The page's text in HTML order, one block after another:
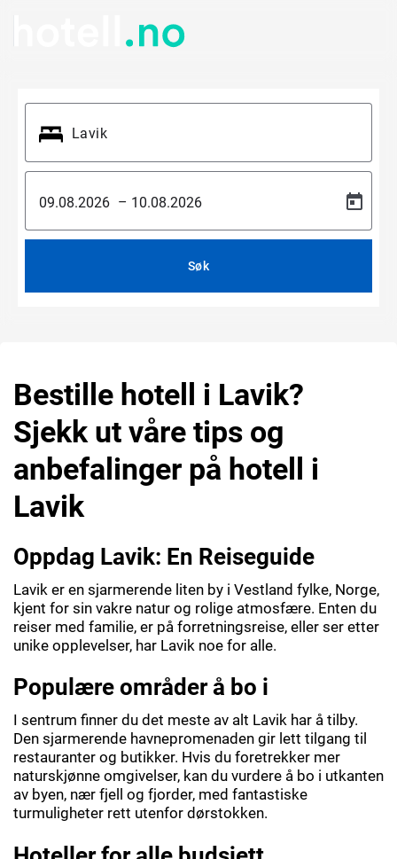
–
Søk
Bestille hotell i Lavik?
Sjekk ut våre tips og
anbefalinger på hotell i
Lavik
Oppdag Lavik: En Reiseguide
Lavik er en sjarmerende liten by i Vestland fylke, Norge,
kjent for sin vakre natur og rolige atmosfære. Enten du
reiser med familie, er på forretningsreise, eller ser etter
unike opplevelser, har Lavik noe for alle.
Populære områder å bo i
I sentrum finner du det meste av alt Lavik har å tilby.
Den sjarmerende havnepromenaden gir lett tilgang til
restauranter og butikker. Hvis du foretrekker mer
naturskjønne omgivelser, kan du vurdere å bo i utkanten
av byen, nær fjell og fjorder, med fantastiske
turmuligheter rett utenfor dørstokken.